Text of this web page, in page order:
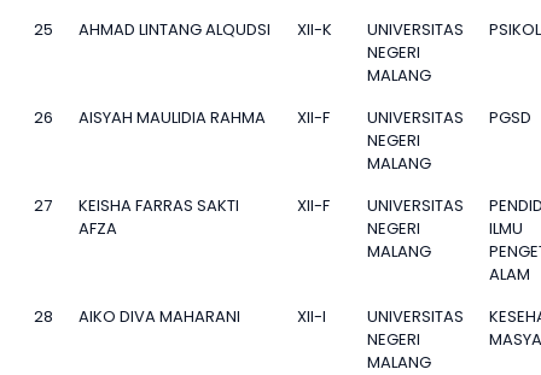
25 AHMAD LINTANG ALQUDSI XII-K
UNIVERSITAS
NEGERI
MALANG
26 AISYAH MAULIDIA RAHMA XII-F
UNIVERSITAS
NEGERI
MALANG
PGSD
27
KEISHA FARRAS SAKTI
AFZA
XII-F
UNIVERSITAS
NEGERI
MALANG
ILMU
ALAM
28
AIKO DIVA MAHARANI XII-I
UNIVERSITAS
NEGERI
MALANG